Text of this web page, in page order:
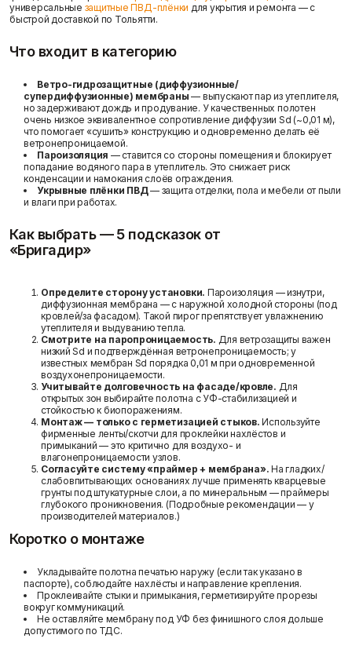
Доставка и оплата
универсальные защитные ПВД-плёнки для укрытия и ремонта — с
быстрой доставкой по Тольятти.
Что входит в категорию
Ветро-гидрозащитные (диффузионные/
супердиффузионные) мембраны — выпускают пар из утеплителя,
но задерживают дождь и продувание. У качественных полотен
очень низкое эквивалентное сопротивление диффузии Sd (~0,01 м),
что помогает «сушить» конструкцию и одновременно делать её
ветронепроницаемой.
Пароизоляция — ставится со стороны помещения и блокирует
попадание водяного пара в утеплитель. Это снижает риск
конденсации и намокания слоёв ограждения.
Укрывные плёнки ПВД— защита отделки, пола и мебели от пыли
и влаги при работах.
Как выбрать — 5 подсказок от
«Бригадир»
Определите сторону установки. Пароизоляция — изнутри,
диффузионная мембрана — с наружной холодной стороны (под
кровлей/за фасадом). Такой пирог препятствует увлажнению
утеплителя и выдуванию тепла.
Смотрите на паропроницаемость. Для ветрозащиты важен
низкийSd и подтверждённая ветронепроницаемость; у
известных мембран Sd порядка 0,01 м при одновременной
воздухонепроницаемости.
Учитывайте долговечность на фасаде/кровле. Для
открытых зон выбирайте полотна с УФ-стабилизацией и
стойкостью к биопоражениям.
Монтаж — только с герметизацией стыков. Используйте
фирменные ленты/скотчи для проклейки нахлёстов и
примыканий — это критично для воздухо- и
влагонепроницаемости узлов.
Согласуйте систему «праймер + мембрана». На гладких/
слабовпитывающих основаниях лучше применять кварцевые
грунты под штукатурные слои, а по минеральным — праймеры
глубокого проникновения. (Подробные рекомендации — у
производителей материалов.)
Коротко о монтаже
Укладывайте полотна печатью наружу (если так указано в
паспорте), соблюдайте нахлёсты и направление крепления.
Проклеивайте стыки и примыкания, герметизируйте прорезы
вокруг коммуникаций.
Не оставляйте мембрану под УФ без финишного слоя дольше
допустимого по ТДС.